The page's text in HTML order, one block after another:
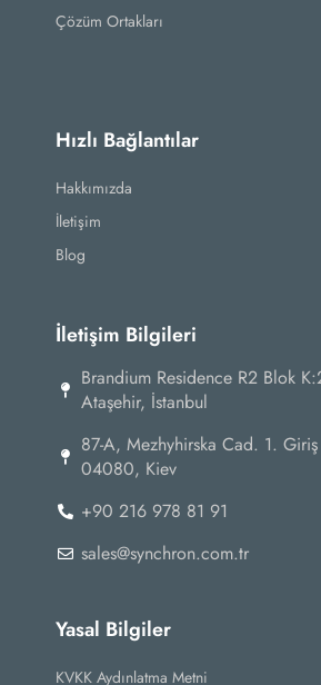
Çözüm Ortakları
Hızlı Bağlantılar
Hakkımızda
İletişim
Blog
İletişim Bilgileri
Brandium Residence R2 Blok
Ataşehir, İstanbul
87-А, Mezhyhirska Cad. 1.
04080, Kiev
+90 216 978 81 91
sales@synchron.com.tr
Yasal Bilgiler
KVKK Aydınlatma Metni